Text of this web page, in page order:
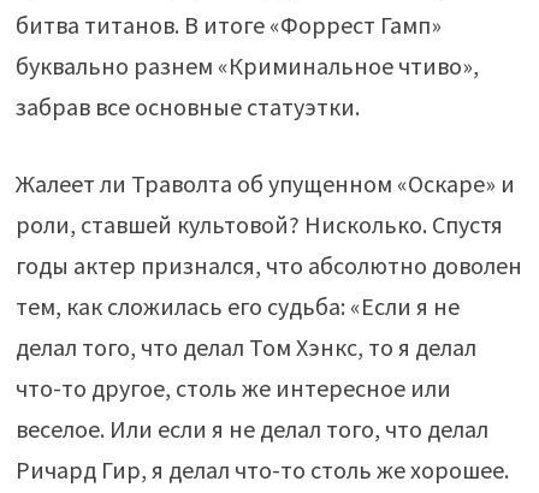
битва титанов. В итоге «Форрест Гамп»
буквально разнем «Криминальное чтиво»,
забрав все основные статуэтки.
Жалеет ли Траволта об упущенном «Оскаре» и
роли, ставшей культовой? Нисколько. Спустя
годы актер признался, что абсолютно доволен
тем, как сложилась его судьба: «Если я не
делал того, что делал Том Хэнкс, то я делал
что-то другое, столь же интересное или
веселое. Или если я не делал того, что делал
Ричард Гир, я делал что-то столь же хорошее.